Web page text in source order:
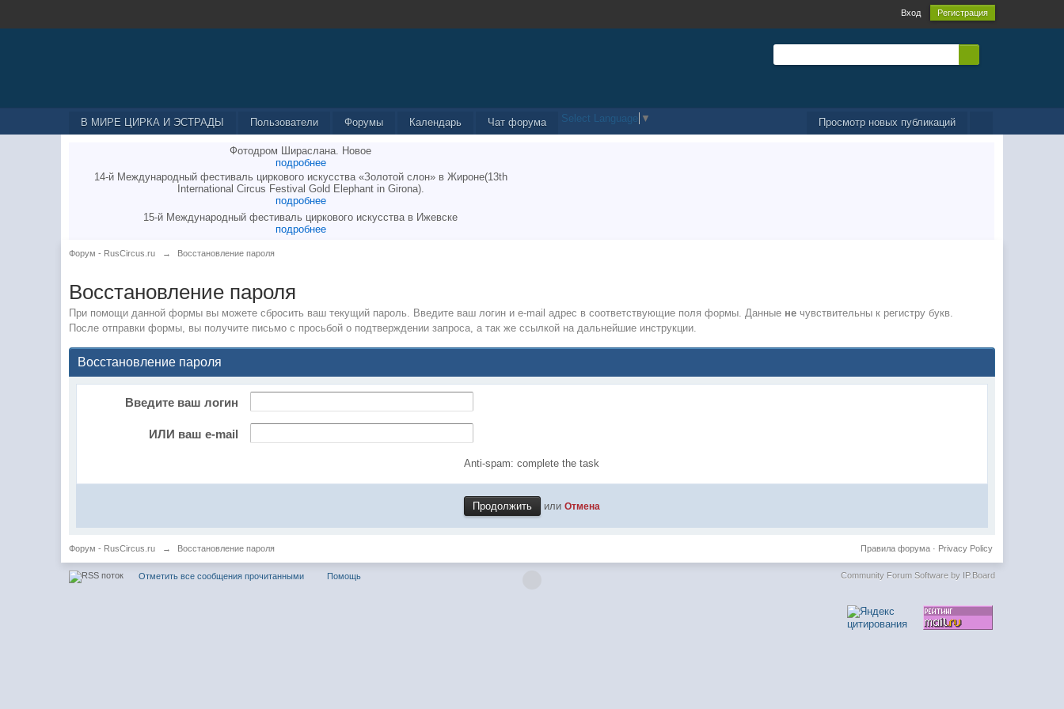
Вход Регистрация
Просмотр новых публикаций
В МИРЕ ЦИРКА И ЭСТРАДЫ Пользователи Форумы Календарь Чат форума Select Language ▼
Фотодром Шираслана. Новое
подробнее
14-й Международный фестиваль циркового искусства «Золотой слон» в Жироне(13th
International Circus Festival Gold Elephant in Girona).
подробнее
15-й Международный фестиваль циркового искусства в Ижевске
подробнее
Форум - RusCircus.ru → Восстановление пароля
Восстановление пароля
При помощи данной формы вы можете сбросить ваш текущий пароль. Введите ваш логин и e-mail адрес в соответствующие поля формы. Данные не чувствительны к регистру букв.
После отправки формы, вы получите письмо с просьбой о подтверждении запроса, а так же ссылкой на дальнейшие инструкции.
Восстановление пароля
Введите ваш логин
ИЛИ ваш e-mail
Anti-spam: complete the task
или Отмена
Форум - RusCircus.ru → Восстановление пароля Privacy Policy
Правила форума·
Отметить все сообщения прочитанными Помощь Community Forum Software by IP.Board